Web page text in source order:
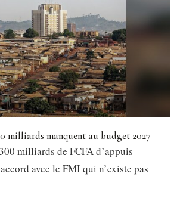
milliards manquent au budget 2027
milliards de FCFA d’appuis
avec le FMI qui n’existe pas